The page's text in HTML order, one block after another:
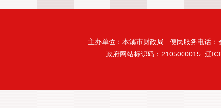
主办单位：本溪市财政局 便民服务电话
政府网站标识码：2105000015 辽